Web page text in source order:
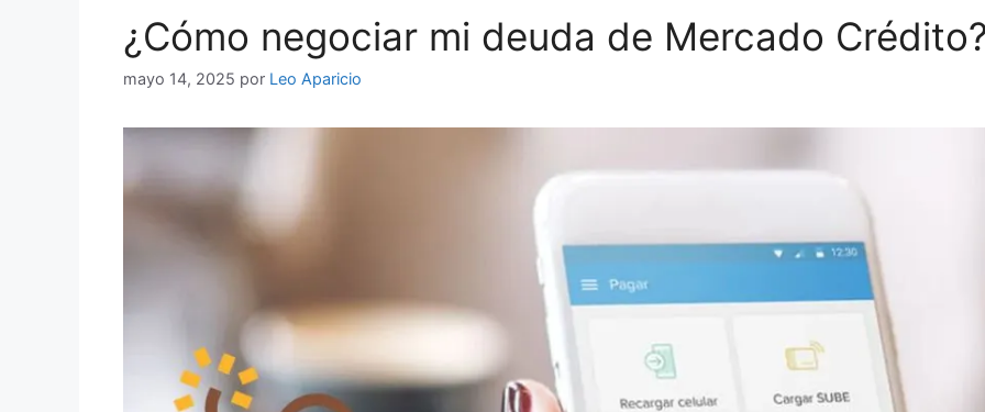
¿Cómo negociar mi deuda de Mercado
mayo 14, 2025 por Leo Aparicio